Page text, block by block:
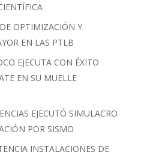
OPTIMIZACIÓN Y
EN LAS PTLB
EJECUTA CON ÉXITO
EN SU MUELLE
EJECUTÓ SIMULACRO
POR SISMO
INSTALACIONES DE